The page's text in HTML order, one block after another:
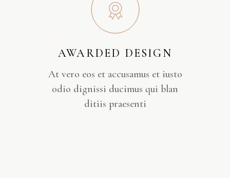
AWARDED DESIGN
At vero eos et accusamus et iusto
odio dignissi ducimus qui blan
ditiis praesenti